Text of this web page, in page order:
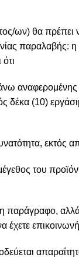
ων) θα
παραλαβής:
δέκα (10)
του